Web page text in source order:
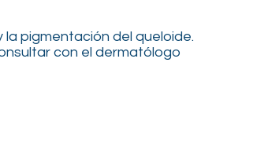
pigmentación del queloide.
con el dermatólogo